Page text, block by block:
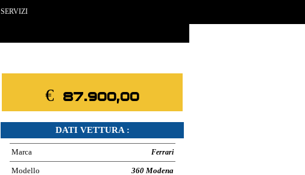
▼
SERVIZI
€ 87.900,00
DATI VETTURA :
Marca Ferrari
Modello
360 Modena